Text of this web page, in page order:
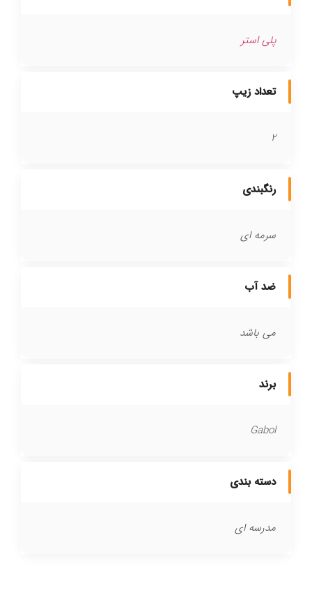
پلی استر
تعداد زیپ
2
رنگبندی
سرمه ای
ضد آب
می باشد
برند
Gabol
دسته بندی
مدرسه ای